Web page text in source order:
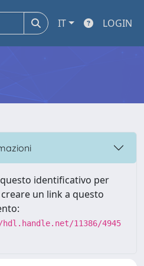
IT LOGIN
identificativo per
un link a questo
11386/4945